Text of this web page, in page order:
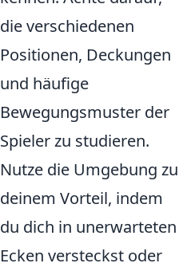
die verschiedenen
Positionen, Deckungen
und häufige
Bewegungsmuster der
Spieler zu studieren.
Nutze die Umgebung zu
deinem Vorteil, indem
du dich in unerwarteten
Ecken versteckst oder